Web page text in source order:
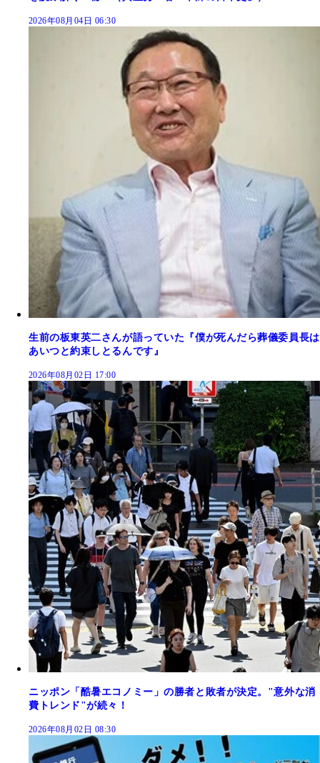
2026年08月04日 06:30
生前の板東英二さんが語っていた『僕が死んだら葬儀委員長は
あいつと約束しとるんです』
2026年08月02日 17:00
ニッポン「酷暑エコノミー」の勝者と敗者が決定。"意外な消
費トレンド"が続々！
2026年08月02日 08:30